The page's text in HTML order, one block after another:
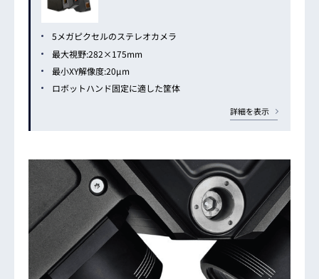
5メガピクセルのステレオカメラ
最大視野:282×175mm
最小XY解像度:20μm
ロボットハンド固定に適した筐体
詳細を表示